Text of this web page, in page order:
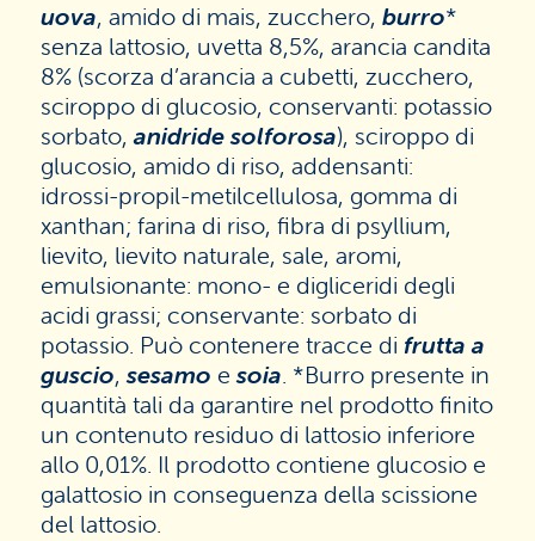
uova, amido di mais, zucchero, burro*
senza lattosio, uvetta 8,5%, arancia candita
8% (scorza d’arancia a cubetti, zucchero,
sciroppo di glucosio, conservanti: potassio
sorbato,anidride solforosa), sciroppo di
glucosio, amido di riso, addensanti:
idrossi-propil-metilcellulosa, gomma di
xanthan; farina di riso, fibra di psyllium,
lievito, lievito naturale, sale, aromi,
emulsionante: mono- e digliceridi degli
acidi grassi; conservante: sorbato di
potassio. Può contenere tracce di frutta a
guscio,sesamo esoia. *Burro presente in
quantità tali da garantire nel prodotto finito
un contenuto residuo di lattosio inferiore
allo 0,01%. Il prodotto contiene glucosio e
galattosio in conseguenza della scissione
del lattosio.